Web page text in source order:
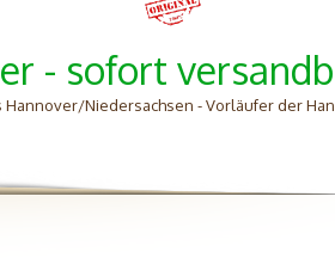
- sofort
Hannover/Niedersachsen - Vorläufer der